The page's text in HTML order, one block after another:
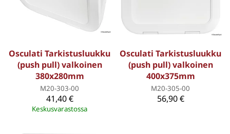
Osculati Tarkistusluukku
(push pull) valkoinen
380x280mm
M20-303-00
41,40 €
Keskusvarastossa
Osculati Tarkistusluukku
(push pull) valkoinen
400x375mm
M20-305-00
56,90 €